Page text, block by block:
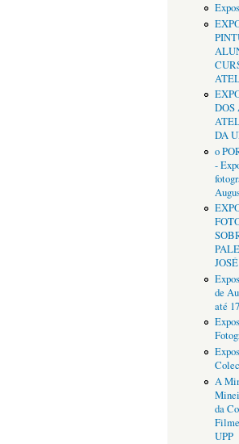
DOS
DA
o
-
de
até
A
da
UPP